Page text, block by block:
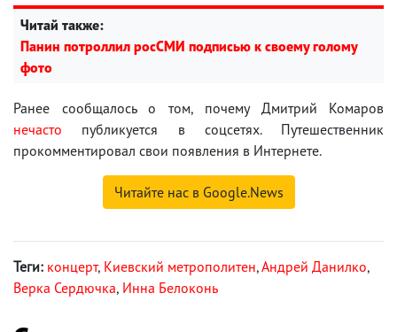
Читай также:
Панин потроллил росСМИ подписью к своему голому
фото
Ранее сообщалось о том, почему Дмитрий Комаров
нечасто публикуется в соцсетях. Путешественник
прокомментировал свои появления в Интернете.
Читайте нас в Google.News
Теги: концерт, Киевский метрополитен,Андрей Данилко,
Верка Сердючка, Инна Белоконь